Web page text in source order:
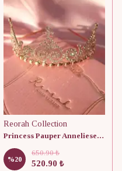
Reorah Collection
Princess Pauper Anneliese Crown (ÜRÜNDE DEFOLAR MEVCUTTUR)
%20
650.90 ₺
520.90 ₺